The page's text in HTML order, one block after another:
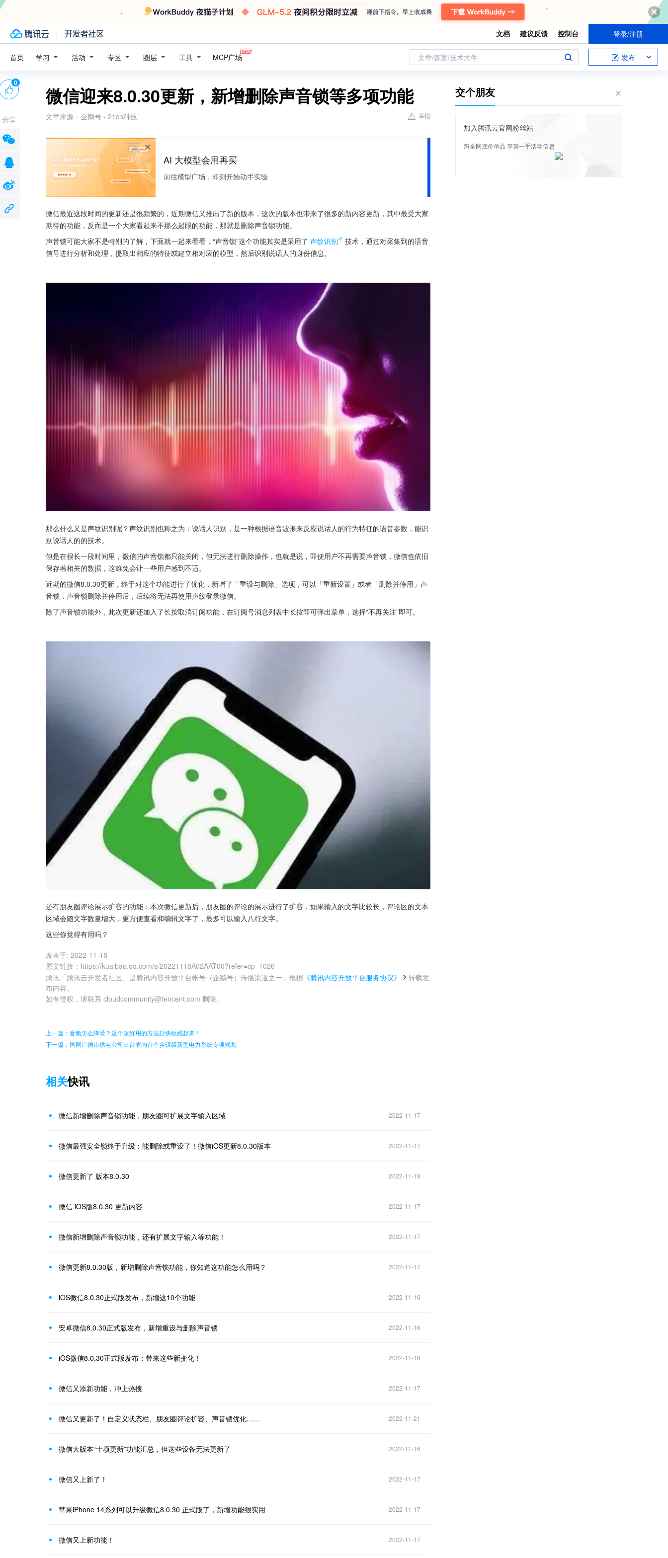
文档 建议反馈 控制台 登录/注册
首页 学习 活动 专区 圈层 工具 MCP广场 文章/答案/技术大牛 发布
微信迎来8.0.30更新，新增删除声音锁等多项功能
文章来源： 企鹅号 - 21cn科技 举报
广告
AI 大模型会用再买
前往模型广场，即刻开始动手实验
微信最近这段时间的更新还是很频繁的，近期微信又推出了新的版本，这次的版本也带来了很多的新内容更新，其中最受大家
期待的功能，反而是一个大家看起来不那么起眼的功能，那就是删除声音锁功能。
声音锁可能大家不是特别的了解，下面就一起来看看，“声音锁”这个功能其实是采用了 声纹识别
技术，通过对采集到的语音
信号进行分析和处理，提取出相应的特征或建立相对应的模型，然后识别说话人的身份信息。
那么什么又是声纹识别呢？声纹识别也称之为：说话人识别，是一种根据语音波形来反应说话人的行为特征的语音参数，能识
别说话人的的技术。
但是在很长一段时间里，微信的声音锁都只能关闭，但无法进行删除操作，也就是说，即便用户不再需要声音锁，微信也依旧
保存着相关的数据，这难免会让一些用户感到不适。
近期的微信8.0.30更新，终于对这个功能进行了优化，新增了「重设与删除」选项，可以「重新设置」或者「删除并停用」声
音锁，声音锁删除并停用后，后续将无法再使用声纹登录微信。
除了声音锁功能外，此次更新还加入了长按取消订阅功能，在订阅号消息列表中长按即可弹出菜单，选择“不再关注”即可。
还有朋友圈评论展示扩容的功能：本次微信更新后，朋友圈的评论的展示进行了扩容，如果输入的文字比较长，评论区的文本
区域会随文字数量增大，更方便查看和编辑文字了，最多可以输入八行文字。
这些你觉得有用吗？
发表于: 2022-11-18
原文链接 ： https://kuaibao.qq.com/s/20221118A02AAT00?refer=cp_1026
腾讯「腾讯云开发者社区」是腾讯内容开放平台帐号（企鹅号）传播渠道之一，根据 《腾讯内容开放平台服务协议》
转载发
布内容。
如有侵权，请联系 cloudcommunity@tencent.com 删除。
0
分享
上一篇：音频怎么降噪？这个超好用的方法赶快收藏起来！
下一篇：国网广德市供电公司出台省内首个乡镇级新型电力系统专项规划
相关快讯
微信新增删除声音锁功能，朋友圈可扩展文字输入区域 2022-11-17
微信最强安全锁终于升级：能删除或重设了！微信iOS更新8.0.30版本 2022-11-17
微信更新了 版本8.0.30 2022-11-18
微信 iOS版8.0.30 更新内容 2022-11-17
微信新增删除声音锁功能，还有扩展文字输入等功能！ 2022-11-17
微信更新8.0.30版，新增删除声音锁功能，你知道这功能怎么用吗？ 2022-11-17
iOS微信8.0.30正式版发布，新增这10个功能 2022-11-16
安卓微信8.0.30正式版发布，新增重设与删除声音锁 2022-11-16
iOS微信8.0.30正式版发布：带来这些新变化！ 2022-11-16
微信又添新功能，冲上热搜 2022-11-17
微信又更新了！自定义状态栏、朋友圈评论扩容、声音锁优化…… 2022-11-21
微信大版本“十项更新”功能汇总，但这些设备无法更新了 2022-11-16
微信又上新了！ 2022-11-17
苹果iPhone 14系列可以升级微信8.0.30 正式版了，新增功能很实用 2022-11-17
微信又上新功能！ 2022-11-17
交个朋友
加入腾讯云官网粉丝站
蹲全网底价单品 享第一手活动信息